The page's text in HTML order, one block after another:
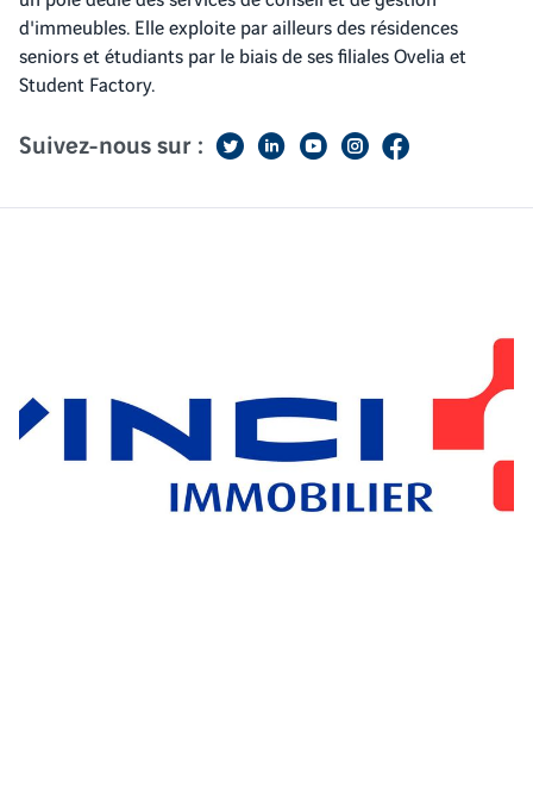
d'immeubles. Elle exploite par ailleurs des résidences
seniors et étudiants par le biais de ses filiales Ovelia et
Student Factory.
Suivez-nous sur :